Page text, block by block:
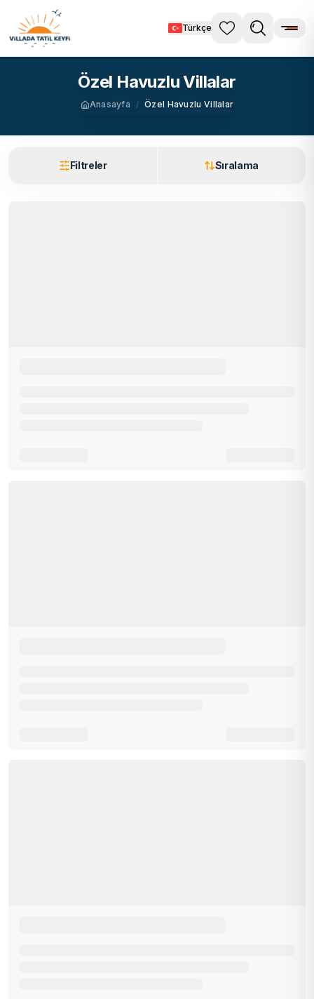
Türkçe
Özel Havuzlu Villalar
Anasayfa / Özel Havuzlu Villalar
Filtreler Sıralama